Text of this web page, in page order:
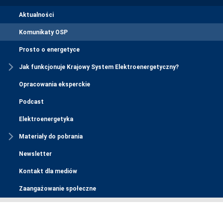
Aktualności
Komunikaty OSP
Prosto o energetyce
Jak funkcjonuje Krajowy System Elektroenergetyczny?
Opracowania eksperckie
Podcast
Elektroenergetyka
Materiały do pobrania
Newsletter
Kontakt dla mediów
Zaangażowanie społeczne